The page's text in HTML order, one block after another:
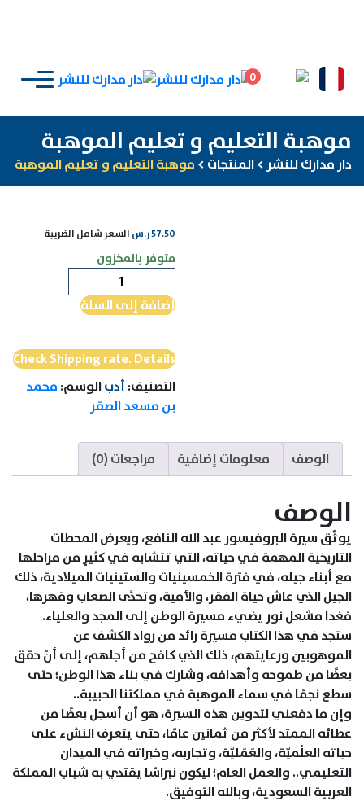
0
موهبة التعليم و تعليم الموهبة
دار مدارك للنشر >المنتجات > موهبة التعليم و تعليم الموهبة
57.50ر.س السعر شامل الضريبة
متوفر بالمخزون
موهبة
التعليم
تعليم
الموهبة
إضافة إلى السلة
Check Shipping rate. Details
التصنيف: أدب الوسم: محمد
بن مسعد الصقر
الوصف معلومات إضافية مراجعات (0)
الوصف
يوثِّق سيرة البروفيسور عبد الله النافع، ويعرض المحطات
التاريخية المهمة في حياته، التي تتشابه في كثيرٍ من مراحلها
مع أبناء جيله، في فترة الخمسينيات والستينيات الميلادية، ذلك
الجيل الذي عاش حياة الفقر، والأمية، وتحدَّى الصعاب وقهرها،
فغدا مشعل نور يضيء مسيرة الوطن إلى المجد والعلياء.
ستجد في هذا الكتاب مسيرة رائد من رواد الكشف عن
الموهوبين ورعايتهم، ذلك الذي كافح من أجلهم، إلى أنْ حقق
بعضًا من طموحه وأهدافه، وشارك في بناء هذا الوطن؛ حتى
سطع نجمًا في سماء الموهبة في مملكتنا الحبيبة..
وإن ما دفعني لتدوين هذه السيرة، هو أن أسجل بعضًا من
عطائه الممتد لأكثر من ثمانين عامًا، حتى يتعرف النشء على
حياته العلْميّة، والعَمَليّة، وتجاربه، وخبراته في الميدان
التعليمي.. والعمل العام؛ ليكون نبراسًا يقتدي به شباب المملكة
العربية السعودية، وبالله التوفيق.